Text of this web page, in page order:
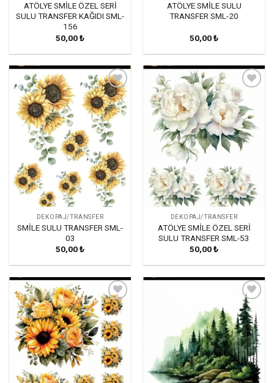
ATÖLYE SMİLE ÖZEL SERİ
SULU TRANSFER KAĞIDI SML-
156
50,00₺
ATÖLYE SMİLE SULU
TRANSFER SML-20
50,00₺
Favorilerime
Ekle
DEKOPAJ/TRANSFER
SMİLE SULU TRANSFER SML-
03
50,00₺
Favorilerime
Ekle
DEKOPAJ/TRANSFER
ATÖLYE SMİLE ÖZEL SERİ
SULU TRANSFER SML-53
50,00₺
Favorilerime
Ekle
Favorilerime
Ekle